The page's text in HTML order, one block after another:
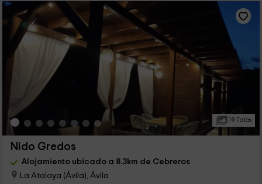
19 Fotos
Nido Gredos
Alojamiento ubicado a 8.3km de Cebreros
La Atalaya (Ávila), Ávila